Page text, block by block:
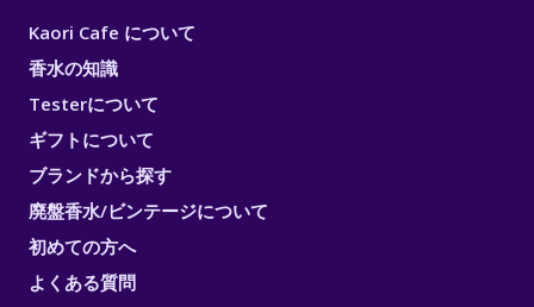
Kaori Cafe について
香水の知識
Testerについて
ギフトについて
ブランドから探す
廃盤香水/ビンテージについて
初めての方へ
よくある質問